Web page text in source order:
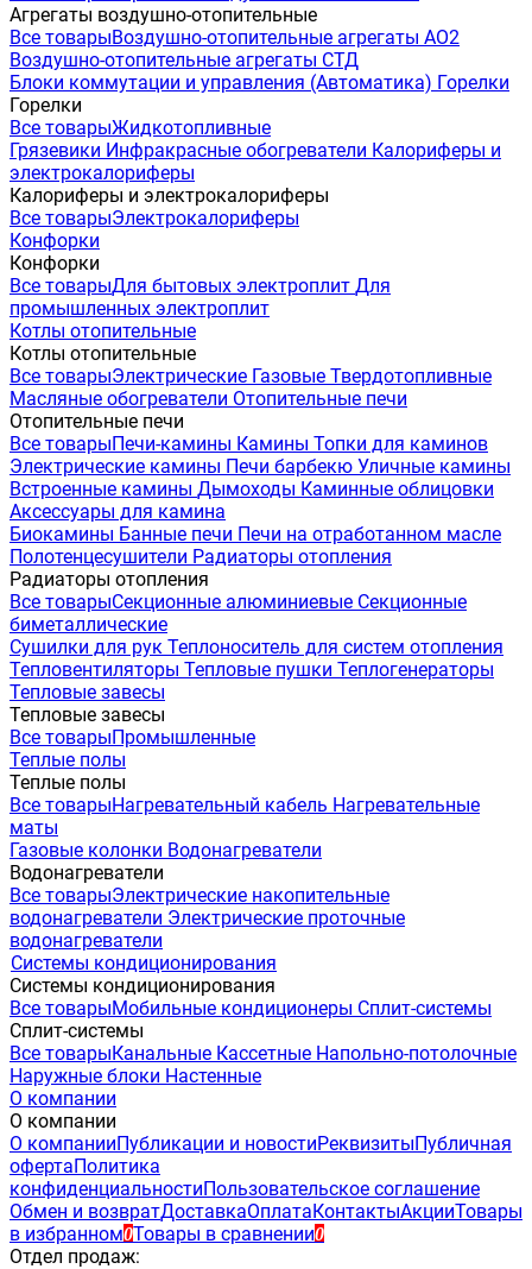
Агрегаты воздушно-отопительные
Все товарыВоздушно-отопительные агрегаты АО2
Воздушно-отопительные агрегаты СТД
Блоки коммутации и управления (Автоматика) Горелки
Горелки
Все товарыЖидкотопливные
Грязевики Инфракрасные обогреватели Калориферы и
электрокалориферы
Калориферы и электрокалориферы
Все товарыЭлектрокалориферы
Конфорки
Конфорки
Все товарыДля бытовых электроплит Для
промышленных электроплит
Котлы отопительные
Котлы отопительные
Все товарыЭлектрические Газовые Твердотопливные
Масляные обогреватели Отопительные печи
Отопительные печи
Все товарыПечи-камины Камины Топки для каминов
Электрические камины Печи барбекю Уличные камины
Встроенные камины Дымоходы Каминные облицовки
Аксессуары для камина
Биокамины Банные печи Печи на отработанном масле
Полотенцесушители Радиаторы отопления
Радиаторы отопления
Все товарыСекционные алюминиевые Секционные
биметаллические
Сушилки для рук Теплоноситель для систем отопления
Тепловентиляторы Тепловые пушки Теплогенераторы
Тепловые завесы
Тепловые завесы
Все товарыПромышленные
Теплые полы
Теплые полы
Все товарыНагревательный кабель Нагревательные
маты
Газовые колонки Водонагреватели
Водонагреватели
Все товарыЭлектрические накопительные
водонагреватели Электрические проточные
водонагреватели
Системы кондиционирования
Системы кондиционирования
Все товарыМобильные кондиционеры Сплит-системы
Сплит-системы
Все товарыКанальные Кассетные Напольно-потолочные
Наружные блоки Настенные
О компании
О компании
О компанииПубликации и новостиРеквизитыПубличная
офертаПолитика
конфиденциальностиПользовательское соглашение
Обмен и возвратДоставкаОплатаКонтактыАкцииТовары
в избранном0Товары в сравнении0
Отдел продаж: